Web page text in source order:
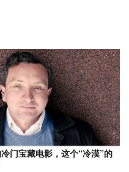
冷门宝藏电影，这个“冷漠”的